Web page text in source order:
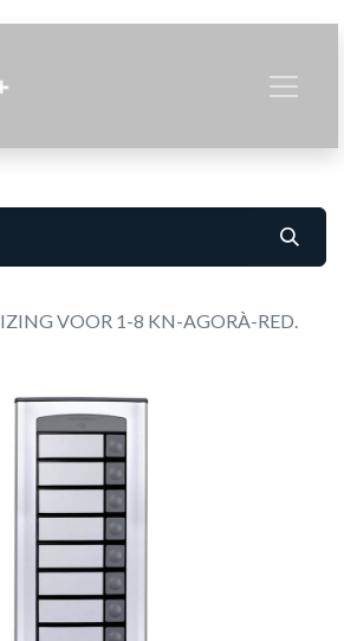
VOOR 1-8 KN-AGORÀ-RED.